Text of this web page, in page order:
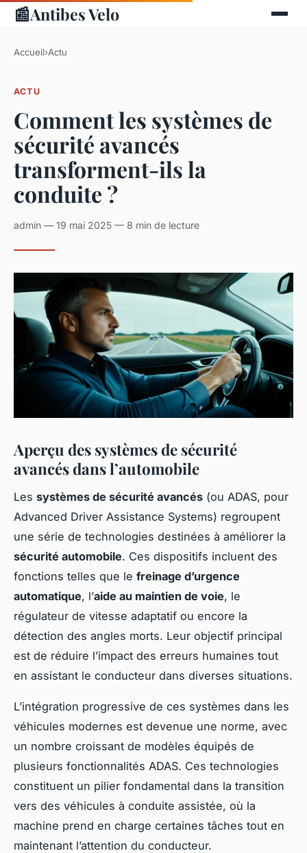
📰Antibes Velo
Accueil›Actu
ACTU
Comment les systèmes de
sécurité avancés
transforment-ils la
conduite ?
admin — 19 mai 2025 — 8 min de lecture
Aperçu des systèmes de sécurité
avancés dans l’automobile
Les systèmes de sécurité avancés (ou ADAS, pour
Advanced Driver Assistance Systems) regroupent
une série de technologies destinées à améliorer la
sécurité automobile. Ces dispositifs incluent des
fonctions telles que le freinage d’urgence
automatique, l’aide au maintien de voie, le
régulateur de vitesse adaptatif ou encore la
détection des angles morts. Leur objectif principal
est de réduire l’impact des erreurs humaines tout
en assistant le conducteur dans diverses situations.
L’intégration progressive de ces systèmes dans les
véhicules modernes est devenue une norme, avec
un nombre croissant de modèles équipés de
plusieurs fonctionnalités ADAS. Ces technologies
constituent un pilier fondamental dans la transition
vers des véhicules à conduite assistée, où la
machine prend en charge certaines tâches tout en
maintenant l’attention du conducteur.